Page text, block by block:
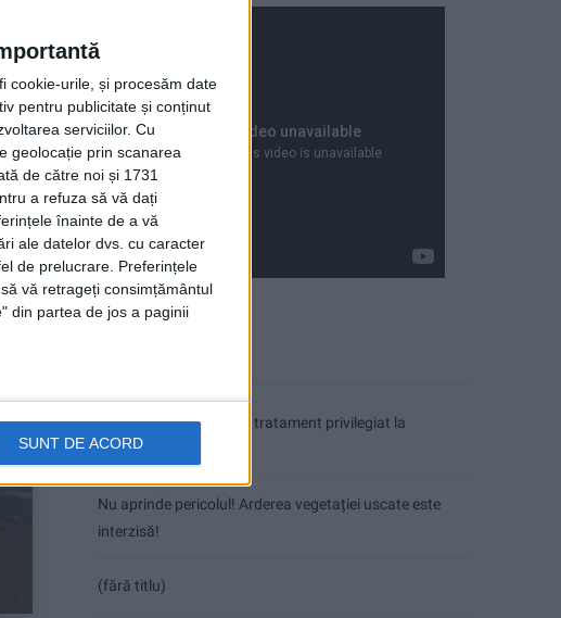
cookie-urile, și procesăm date
pentru publicitate și conținut
serviciilor. Cu
geolocație prin scanarea
de către noi și 1731
a refuza să vă dați
înainte de a vă
ale datelor dvs. cu caracter
de prelucrare. Preferințele
vă retrageți consimțământul
din partea de jos a paginii
SUNT DE ACORD
Coșei acuză: Primar cu tratament privilegiat la
Herculane!
Nu aprinde pericolul! Arderea vegetației uscate este
interzisă!
(fără titlu)